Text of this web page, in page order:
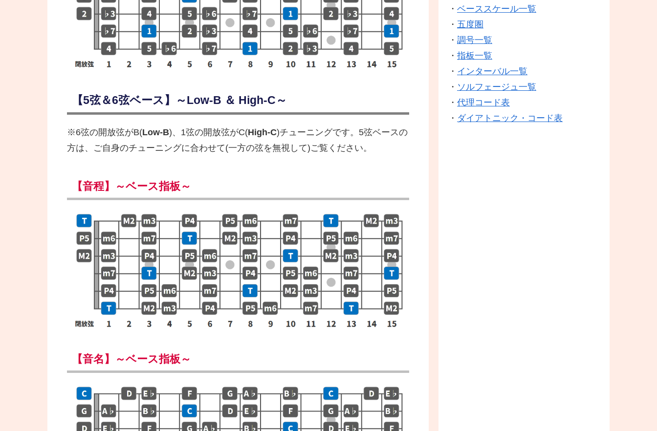
【5弦＆6弦ベース】～Low-B ＆ High-C～
※6弦の開放弦がB(Low-B)、1弦の開放弦がC(High-C)チューニングです。5弦ベースの
方は、ご自身のチューニングに合わせて(一方の弦を無視して)ご覧ください。
【音程】～ベース指板～
【音名】～ベース指板～
・ ベーススケール一覧
・ 五度圏
・ 調号一覧
・ 指板一覧
・ インターバル一覧
・ ソルフェージュ一覧
・ 代理コード表
・ ダイアトニック・コード表